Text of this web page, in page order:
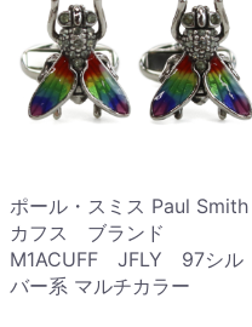
ポール・スミス Paul Smith
カフス ブランド
M1ACUFF JFLY 97シル
バー系 マルチカラー